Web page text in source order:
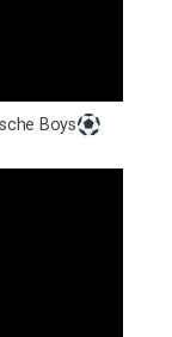
Boys